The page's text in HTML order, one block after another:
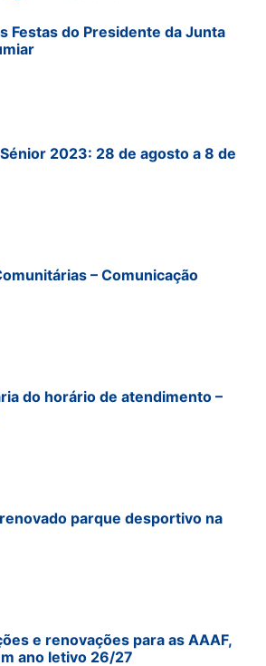
Festas do Presidente da Junta
2023: 28 de agosto a 8 de
– Comunicação
do horário de atendimento –
parque desportivo na
e renovações para as AAAF,
ano letivo 26/27